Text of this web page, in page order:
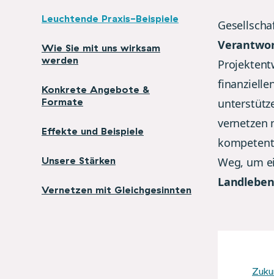
Leuchtende Praxis-Beispiele
Wie Sie mit uns wirksam
werden
Konkrete Angebote &
Formate
Effekte und Beispiele
Unsere Stärken
Vernetzen mit Gleichgesinnten
vernetzen
Weg, um
Landleben